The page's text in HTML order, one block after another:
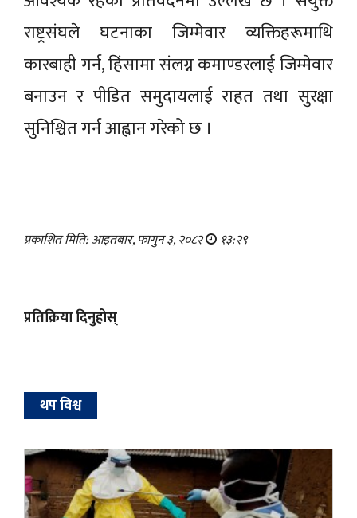
राष्ट्रसंघले घटनाका जिम्मेवार व्यक्तिहरूमाथि
कारबाही गर्न, हिंसामा संलग्न कमाण्डरलाई जिम्मेवार
बनाउन र पीडित समुदायलाई राहत तथा सुरक्षा
सुनिश्चित गर्न आह्वान गरेको छ ।
प्रकाशित मिति: आइतबार, फागुन ३, २०८२ १३:२९
प्रतिक्रिया दिनुहोस्
थप विश्व